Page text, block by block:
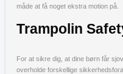
måde at få noget ekstra motion på.
Trampolin
For at sikre dig, at dine børn får
overholde forskellige